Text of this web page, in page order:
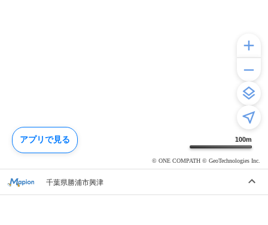
100m
© ONE COMPATH © GeoTechnologies Inc.
千葉県勝浦市興津
アプリで見る